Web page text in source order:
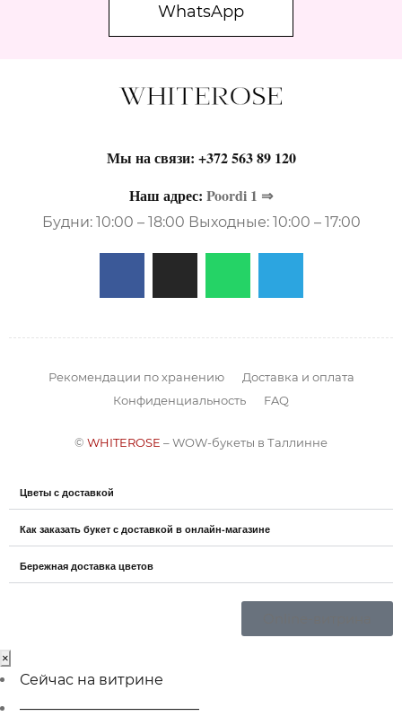
WhatsApp
Мы на связи: +372 563 89 120
Наш адрес: Poordi 1 ⇒
Будни: 10:00 – 18:00 Выходные: 10:00 – 17:00
© WHITEROSE – WOW-букеты в Таллинне
Рекомендации по хранению
Доставка и оплата
Конфиденциальность
FAQ
Цветы с доставкой
Как заказать букет с доставкой в онлайн-магазине
Бережная доставка цветов
×
Сейчас на витрине
————————————–